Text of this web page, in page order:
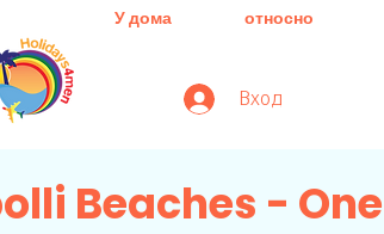
У дома относно
Вход
Beaches -